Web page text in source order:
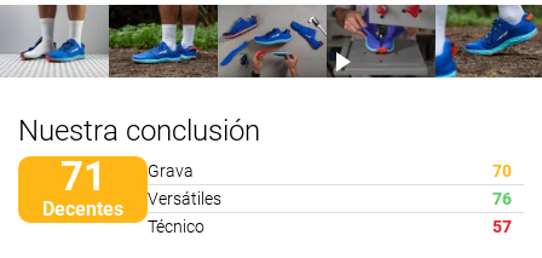
Nuestra conclusión
71
Decentes
Grava
70
Versátiles
76
Técnico
57